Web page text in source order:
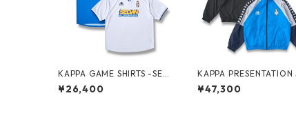
KAPPA GAME SHIRTS -SED
AN ALL-PURPOSE-
¥26,400
KAPPA PRESENTATION
KET -SEDAN ALL-
E-
¥47,300